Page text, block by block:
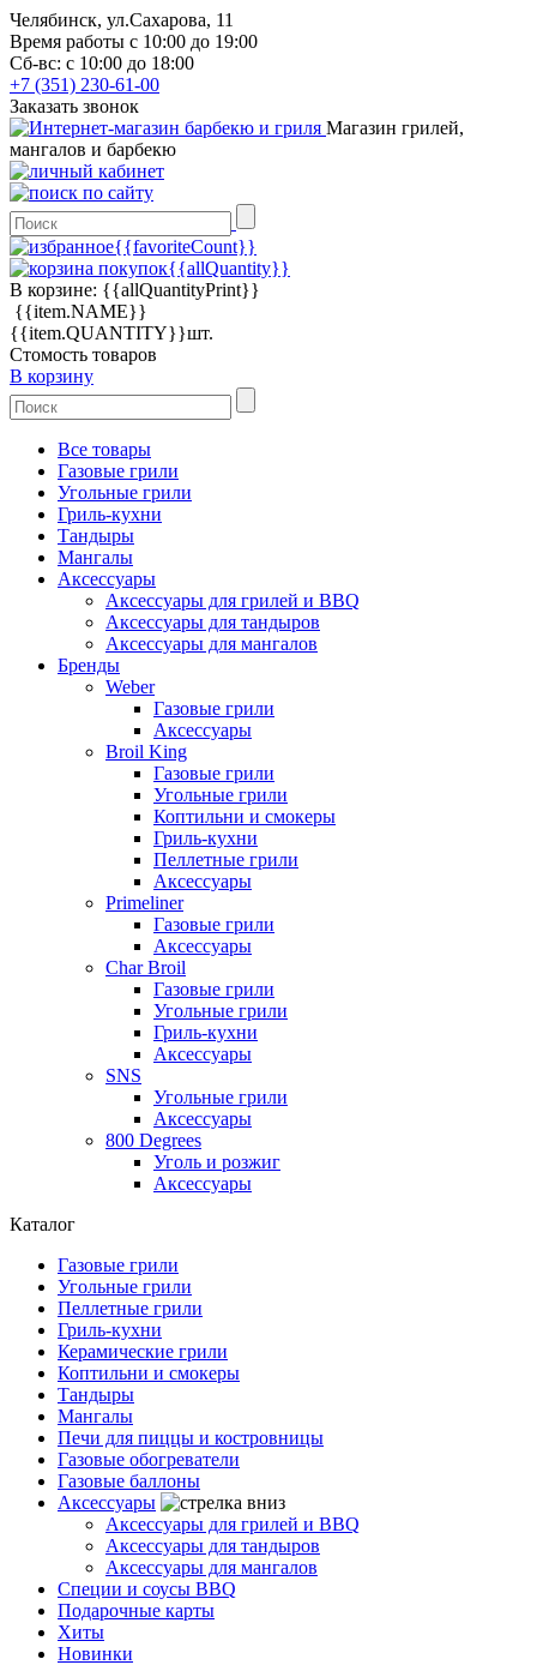
Челябинск, ул.Сахарова, 11
Время работы с 10:00 до 19:00
Сб-вс: с 10:00 до 18:00
+7 (351) 230-61-00
Заказать звонок
Магазин грилей,
мангалов и барбекю
{{favoriteCount}}
{{allQuantity}}
В корзине: {{allQuantityPrint}}
{{item.NAME}}
{{item.QUANTITY}}шт.
Стомость товаров
В корзину
Все товары
Газовые грили
Угольные грили
Гриль-кухни
Тандыры
Мангалы
Аксессуары
Аксессуары для грилей и BBQ
Аксессуары для тандыров
Аксессуары для мангалов
Бренды
Weber
Газовые грили
Аксессуары
Broil King
Газовые грили
Угольные грили
Коптильни и смокеры
Гриль-кухни
Пеллетные грили
Аксессуары
Primeliner
Газовые грили
Аксессуары
Char Broil
Газовые грили
Угольные грили
Гриль-кухни
Аксессуары
SNS
Угольные грили
Аксессуары
800 Degrees
Уголь и розжиг
Аксессуары
Каталог
Газовые грили
Угольные грили
Пеллетные грили
Гриль-кухни
Керамические грили
Коптильни и смокеры
Тандыры
Мангалы
Печи для пиццы и костровницы
Газовые обогреватели
Газовые баллоны
Аксессуары
Аксессуары для грилей и BBQ
Аксессуары для тандыров
Аксессуары для мангалов
Специи и соусы BBQ
Подарочные карты
Хиты
Новинки